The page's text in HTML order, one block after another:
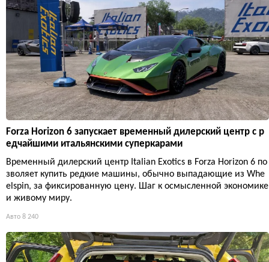
Forza Horizon 6 запускает временный дилерский центр с р
едчайшими итальянскими суперкарами
Временный дилерский центр Italian Exotics в Forza Horizon 6 по
зволяет купить редкие машины, обычно выпадающие из Whe
elspin, за фиксированную цену. Шаг к осмысленной экономике
и живому миру.
Авто 8 240